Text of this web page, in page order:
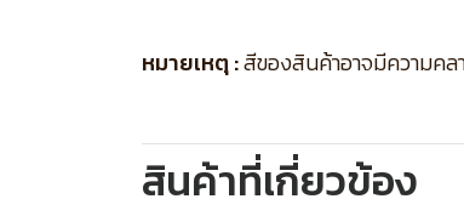
หมายเหตุ :สีของสินค้าอาจมีความค
สินค้าที่เกี่ยวข้อง